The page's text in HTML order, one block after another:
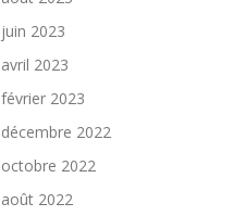
juin 2023
avril 2023
février 2023
décembre 2022
octobre 2022
août 2022